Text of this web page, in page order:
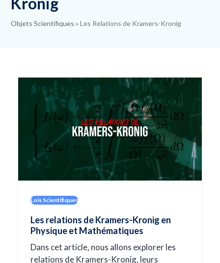
Objets Scientifiques »Les Relations de Kramers-Kronig
Lois Scientifiques
Les relations de Kramers-Kronig en
Physique et Mathématiques
Dans cet article, nous allons explorer les
relations de Kramers-Kronig, leurs